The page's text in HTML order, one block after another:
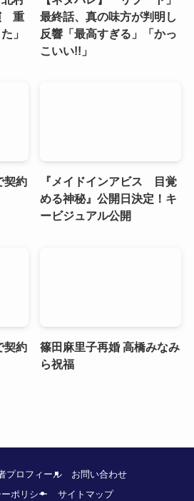
重
」
最終話、真の味方が判明し
反響「最高すぎる」「かっ
こいい!!」
契約
『メイドインアビス 目覚
める神秘』公開日決定！キ
ービジュアル公開
契約
篠田麻里子再婚 高橋みなみ
ら祝福
プロフィール
お問い合わせ
ポリシー
サイトマップ